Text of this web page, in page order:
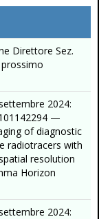
Direttore Sez.
prossimo
2024:
—
of diagnostic
radiotracers with
resolution
Horizon
2024: